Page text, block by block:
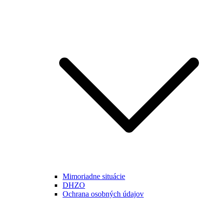
Mimoriadne situácie
DHZO
Ochrana osobných údajov